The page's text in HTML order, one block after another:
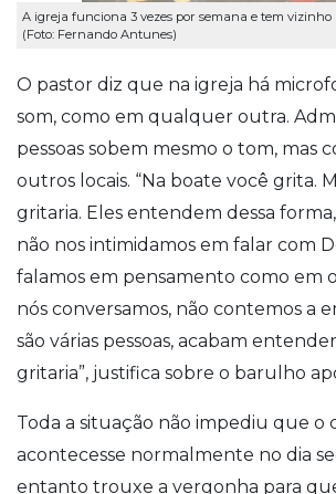
A igreja funciona 3 vezes por semana e tem
(Foto: Fernando Antunes)
O pastor diz que na igreja há
som, como em qualquer outra.
pessoas sobem mesmo o tom, mas
outros locais. “Na boate você grita.
gritaria. Eles entendem dessa
não nos intimidamos em falar com
falamos em pensamento como em
nós conversamos, não contemos a
são várias pessoas, acabam
gritaria”, justifica sobre o barulho
Toda a situação não impediu que o
acontecesse normalmente no dia
entanto trouxe a vergonha para